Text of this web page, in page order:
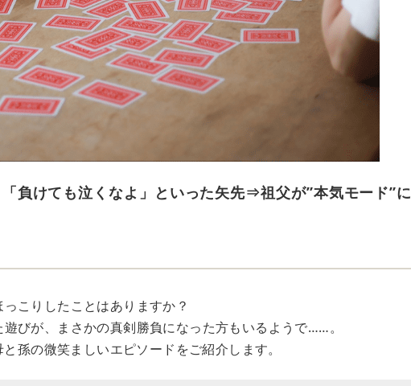
負けても泣くなよ」といった矢先⇒祖父が”本気モード”に
こりしたことはありますか？
びが、まさかの真剣勝負になった方もいるようで……。
孫の微笑ましいエピソードをご紹介します。